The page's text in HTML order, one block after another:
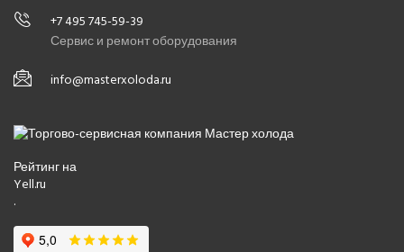
+7 495 745-59-39
Сервис и ремонт оборудования
info@masterxoloda.ru
Рейтинг на
Yell.ru
.